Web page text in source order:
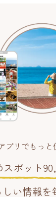
プリでもっと
スポット
い情報を